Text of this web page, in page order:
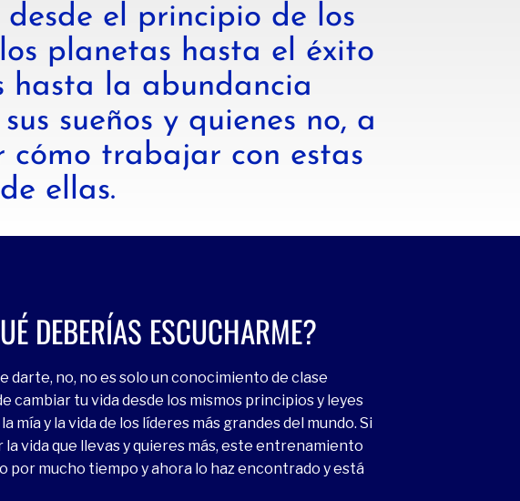
desde el principio de los
planetas hasta el éxito
hasta la abundancia
sueños y quienes no, a
cómo trabajar con estas
ellas.
DEBERÍAS ESCUCHARME?
darte, no, no es solo un conocimiento de clase
cambiar tu vida desde los mismos principios y leyes
mía y la vida de los líderes más grandes del mundo. Si
la vida que llevas y quieres más, este entrenamiento
por mucho tiempo y ahora lo haz encontrado y está